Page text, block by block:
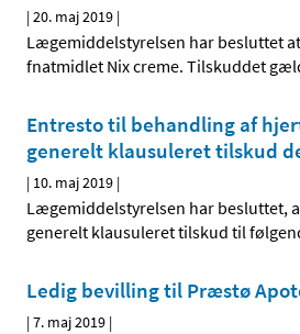
|20. maj 2019 |
Lægemiddelstyrelsen har besluttet
fnatmidlet Nix creme. Tilskuddet
Entresto til behandling af
generelt klausuleret tilskud
| 10. maj 2019 |
Lægemiddelstyrelsen har besluttet,
generelt klausuleret tilskud til
Ledig bevilling til Præstø
|7. maj 2019 |